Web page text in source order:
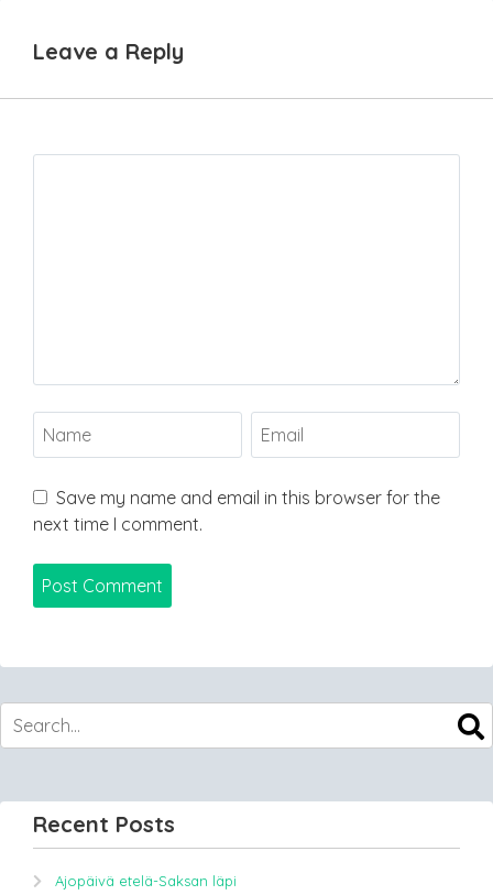
Leave a Reply
Save my name and email in this browser for the
next time I comment.
Recent Posts
Ajopäivä etelä-Saksan läpi